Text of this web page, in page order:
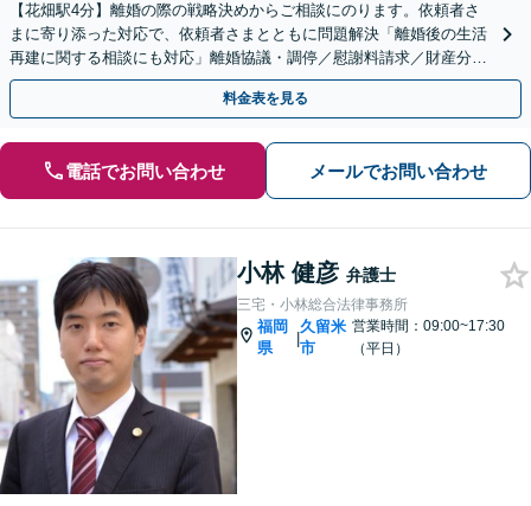
【花畑駅4分】離婚の際の戦略決めからご相談にのります。依頼者さ
まに寄り添った対応で、依頼者さまとともに問題解決「離婚後の生活
再建に関する相談にも対応」離婚協議・調停／慰謝料請求／財産分与
／親権・養育費・面会交流／婚姻費用など【子連れ相談可】
料金表を見る
電話でお問い合わせ メールでお問い合わせ
小林 健彦 弁護士
三宅・小林総合法律事務所
福岡
県
|
久留米
市
営業時間：09:00~17:30
（平日）